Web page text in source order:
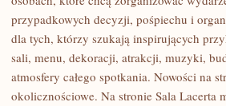
ATRAKCJE
ANIMACJE
przypadkowych decyzji, pośpiechu i
dla tych, którzy szukają inspirujących
sali, menu, dekoracji, atrakcji, muzyki,
atmosfery całego spotkania. Nowości na
okolicznościowe. Na stronie Sala Lacerta